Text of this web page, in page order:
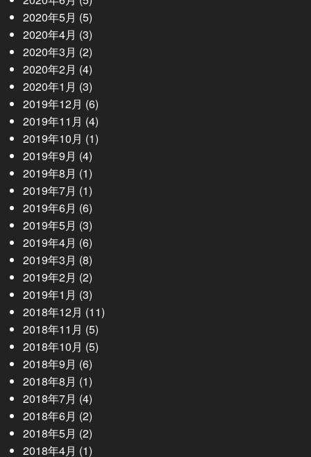
2020年5月 (5)
2020年4月 (3)
2020年3月 (2)
2020年2月 (4)
2020年1月 (3)
2019年12月 (6)
2019年11月 (4)
2019年10月 (1)
2019年9月 (4)
2019年8月 (1)
2019年7月 (1)
2019年6月 (6)
2019年5月 (3)
2019年4月 (6)
2019年3月 (8)
2019年2月 (2)
2019年1月 (3)
2018年12月 (11)
2018年11月 (5)
2018年10月 (5)
2018年9月 (6)
2018年8月 (1)
2018年7月 (4)
2018年6月 (2)
2018年5月 (2)
2018年4月 (1)